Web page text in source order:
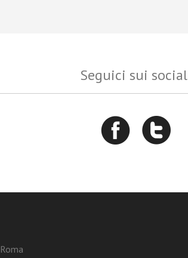
Seguici sui social